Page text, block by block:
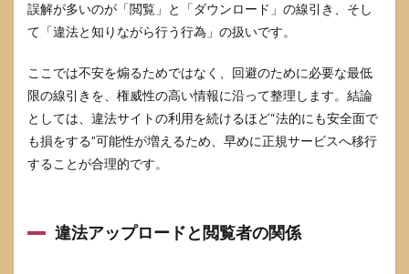
誤解が多いのが「閲覧」と「ダウンロード」の線引き、そし
て「違法と知りながら行う行為」の扱いです。
ここでは不安を煽るためではなく、回避のために必要な最低
限の線引きを、権威性の高い情報に沿って整理します。結論
としては、違法サイトの利用を続けるほど“法的にも安全面で
も損をする”可能性が増えるため、早めに正規サービスへ移行
することが合理的です。
違法アップロードと閲覧者の関係